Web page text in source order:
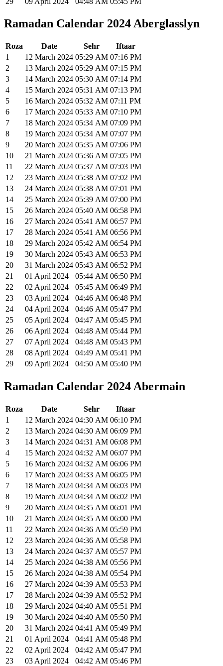
Ramadan Calendar 2024 Aberglasslyn
Roza Date Sehr
Iftaar
1
12 March 2024 05:29 AM 07:16 PM
2
13 March 2024 05:29 AM 07:15 PM
3
14 March 2024 05:30 AM 07:14 PM
4
15 March 2024 05:31 AM 07:13 PM
5
16 March 2024 05:32 AM 07:11 PM
6
17 March 2024 05:33 AM 07:10 PM
7
18 March 2024 05:34 AM 07:09 PM
8
19 March 2024 05:34 AM 07:07 PM
9
20 March 2024 05:35 AM 07:06 PM
10
21 March 2024 05:36 AM 07:05 PM
11
22 March 2024 05:37 AM 07:03 PM
12
23 March 2024 05:38 AM 07:02 PM
13
24 March 2024 05:38 AM 07:01 PM
14
25 March 2024 05:39 AM 07:00 PM
15
26 March 2024 05:40 AM 06:58 PM
16
27 March 2024 05:41 AM 06:57 PM
17
28 March 2024 05:41 AM 06:56 PM
18
29 March 2024 05:42 AM 06:54 PM
19
30 March 2024 05:43 AM 06:53 PM
20
31 March 2024 05:43 AM 06:52 PM
21
01 April 2024 05:44 AM 06:50 PM
22
02 April 2024 05:45 AM 06:49 PM
23
03 April 2024 04:46 AM 06:48 PM
24
04 April 2024 04:46 AM 05:47 PM
25
05 April 2024 04:47 AM 05:45 PM
26
06 April 2024 04:48 AM 05:44 PM
27
07 April 2024 04:48 AM 05:43 PM
28
08 April 2024 04:49 AM 05:41 PM
29
09 April 2024 04:50 AM 05:40 PM
Ramadan Calendar 2024 Abermain
Roza Date Sehr
Iftaar
1
12 March 2024 04:30 AM 06:10 PM
2
13 March 2024 04:30 AM 06:09 PM
3
14 March 2024 04:31 AM 06:08 PM
4
15 March 2024 04:32 AM 06:07 PM
5
16 March 2024 04:32 AM 06:06 PM
6
17 March 2024 04:33 AM 06:05 PM
7
18 March 2024 04:34 AM 06:03 PM
8
19 March 2024 04:34 AM 06:02 PM
9
20 March 2024 04:35 AM 06:01 PM
10
21 March 2024 04:35 AM 06:00 PM
11
22 March 2024 04:36 AM 05:59 PM
12
23 March 2024 04:36 AM 05:58 PM
13
24 March 2024 04:37 AM 05:57 PM
14
25 March 2024 04:38 AM 05:56 PM
15
26 March 2024 04:38 AM 05:54 PM
16
27 March 2024 04:39 AM 05:53 PM
17
28 March 2024 04:39 AM 05:52 PM
18
29 March 2024 04:40 AM 05:51 PM
19
30 March 2024 04:40 AM 05:50 PM
20
31 March 2024 04:41 AM 05:49 PM
21
01 April 2024 04:41 AM 05:48 PM
22
02 April 2024 04:42 AM 05:47 PM
23
03 April 2024 04:42 AM 05:46 PM